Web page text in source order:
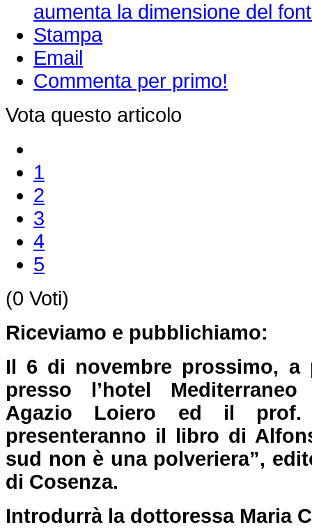
aumenta la dimensione del font
Stampa
Email
Commenta per primo!
Vota questo articolo
1
2
3
4
5
(0 Voti)
Riceviamo e pubblichiamo:
Il 6 di novembre prossimo, a
presso l’hotel
Agazio Loiero ed il prof.
presenteranno il libro di
sud non è una polveriera”,
di Cosenza.
Introdurrà la dottoressa Maria